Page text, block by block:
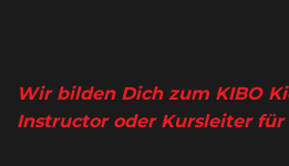
Wir bilden Dich zum KIBO
Instructor oder Kursleiter für